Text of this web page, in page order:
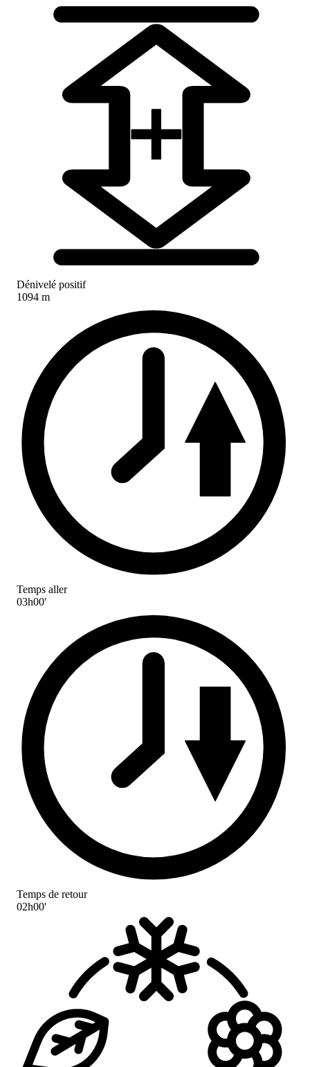
Dénivelé positif
1094 m
Temps aller
03h00'
Temps de retour
02h00'